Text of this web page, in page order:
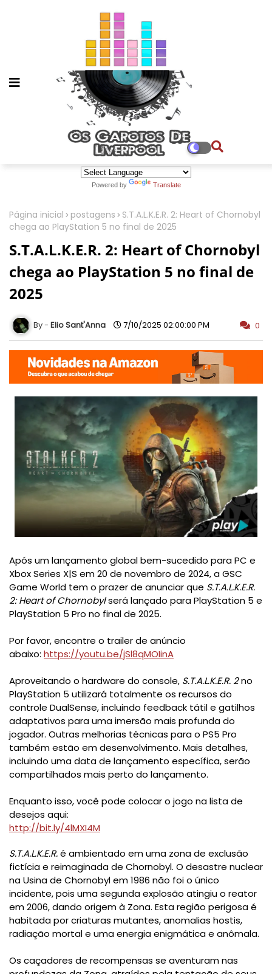
Powered by Translate
Página inicial postagens
S.T.A.L.K.E.R. 2: Heart of Chornobyl
chega ao PlayStation 5 no final de 2025
S.T.A.L.K.E.R. 2: Heart of Chornobyl
chega ao PlayStation 5 no final de
2025
Elio Sant'Anna 7/10/2025 02:00:00 PM 0
Após um lançamento global bem-sucedido para PC e
Xbox Series X|S em 20 de novembro de 2024, a GSC
Game World tem o prazer de anunciar que S.T.A.L.K.E.R.
2: Heart of Chornobylserá lançado para PlayStation 5 e
PlayStation 5 Pro no final de 2025.
Por favor, encontre o trailer de anúncio
abaixo: https://youtu.be/jSl8qMOIinA
Aproveitando o hardware do console, S.T.A.L.K.E.R. 2no
PlayStation 5 utilizará totalmente os recursos do
controle DualSense, incluindo feedback tátil e gatilhos
adaptativos para uma imersão mais profunda do
jogador. Outras melhorias técnicas para o PS5 Pro
também estão em desenvolvimento. Mais detalhes,
incluindo uma data de lançamento específica, serão
compartilhados mais perto do lançamento.
Enquanto isso, você pode colocar o jogo na lista de
desejos aqui:
http://bit.ly/4lMXI4M
S.T.A.L.K.E.R.é ambientado em uma zona de exclusão
fictícia e reimaginada de Chornobyl. O desastre nuclear
na Usina de Chornobyl em 1986 não foi o único
incidente, pois uma segunda explosão atingiu o reator
em 2006, dando origem à Zona. Esta região perigosa é
habitada por criaturas mutantes, anomalias hostis,
radiação mortal e uma energia enigmática e anômala.
Os caçadores de recompensas se aventuram nas